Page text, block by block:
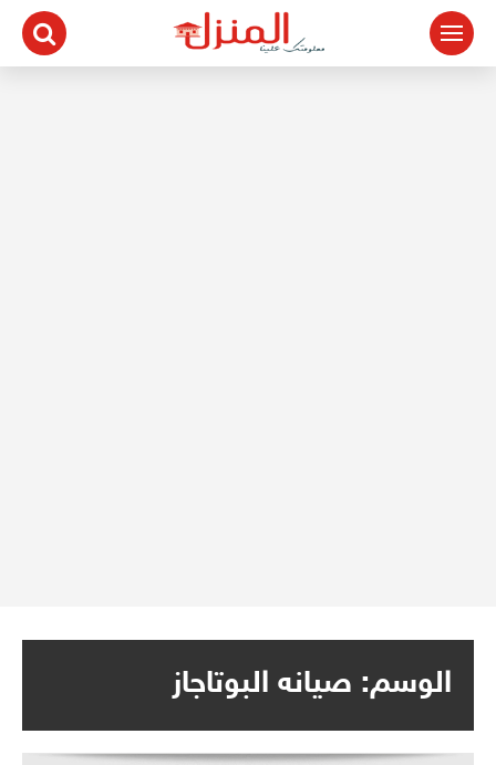
التجاوز
المحتوى
الوسم: صيانه البوتاجاز